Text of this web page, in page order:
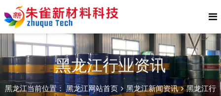
黑龙江行业资讯
黑龙江当前位置： 黑龙江网站首页 黑龙江新闻资讯
黑龙江行